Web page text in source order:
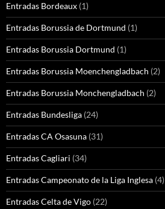
Entradas Bordeaux (1)
Entradas Borussia de Dortmund (1)
Entradas Borussia Dortmund (1)
Entradas Borussia Moenchengladbach (2)
Entradas Borussia Monchengladbach (2)
Entradas Bundesliga (24)
Entradas CA Osasuna (31)
Entradas Cagliari (34)
Entradas Campeonato de la Liga Inglesa (4)
Entradas Celta de Vigo (22)